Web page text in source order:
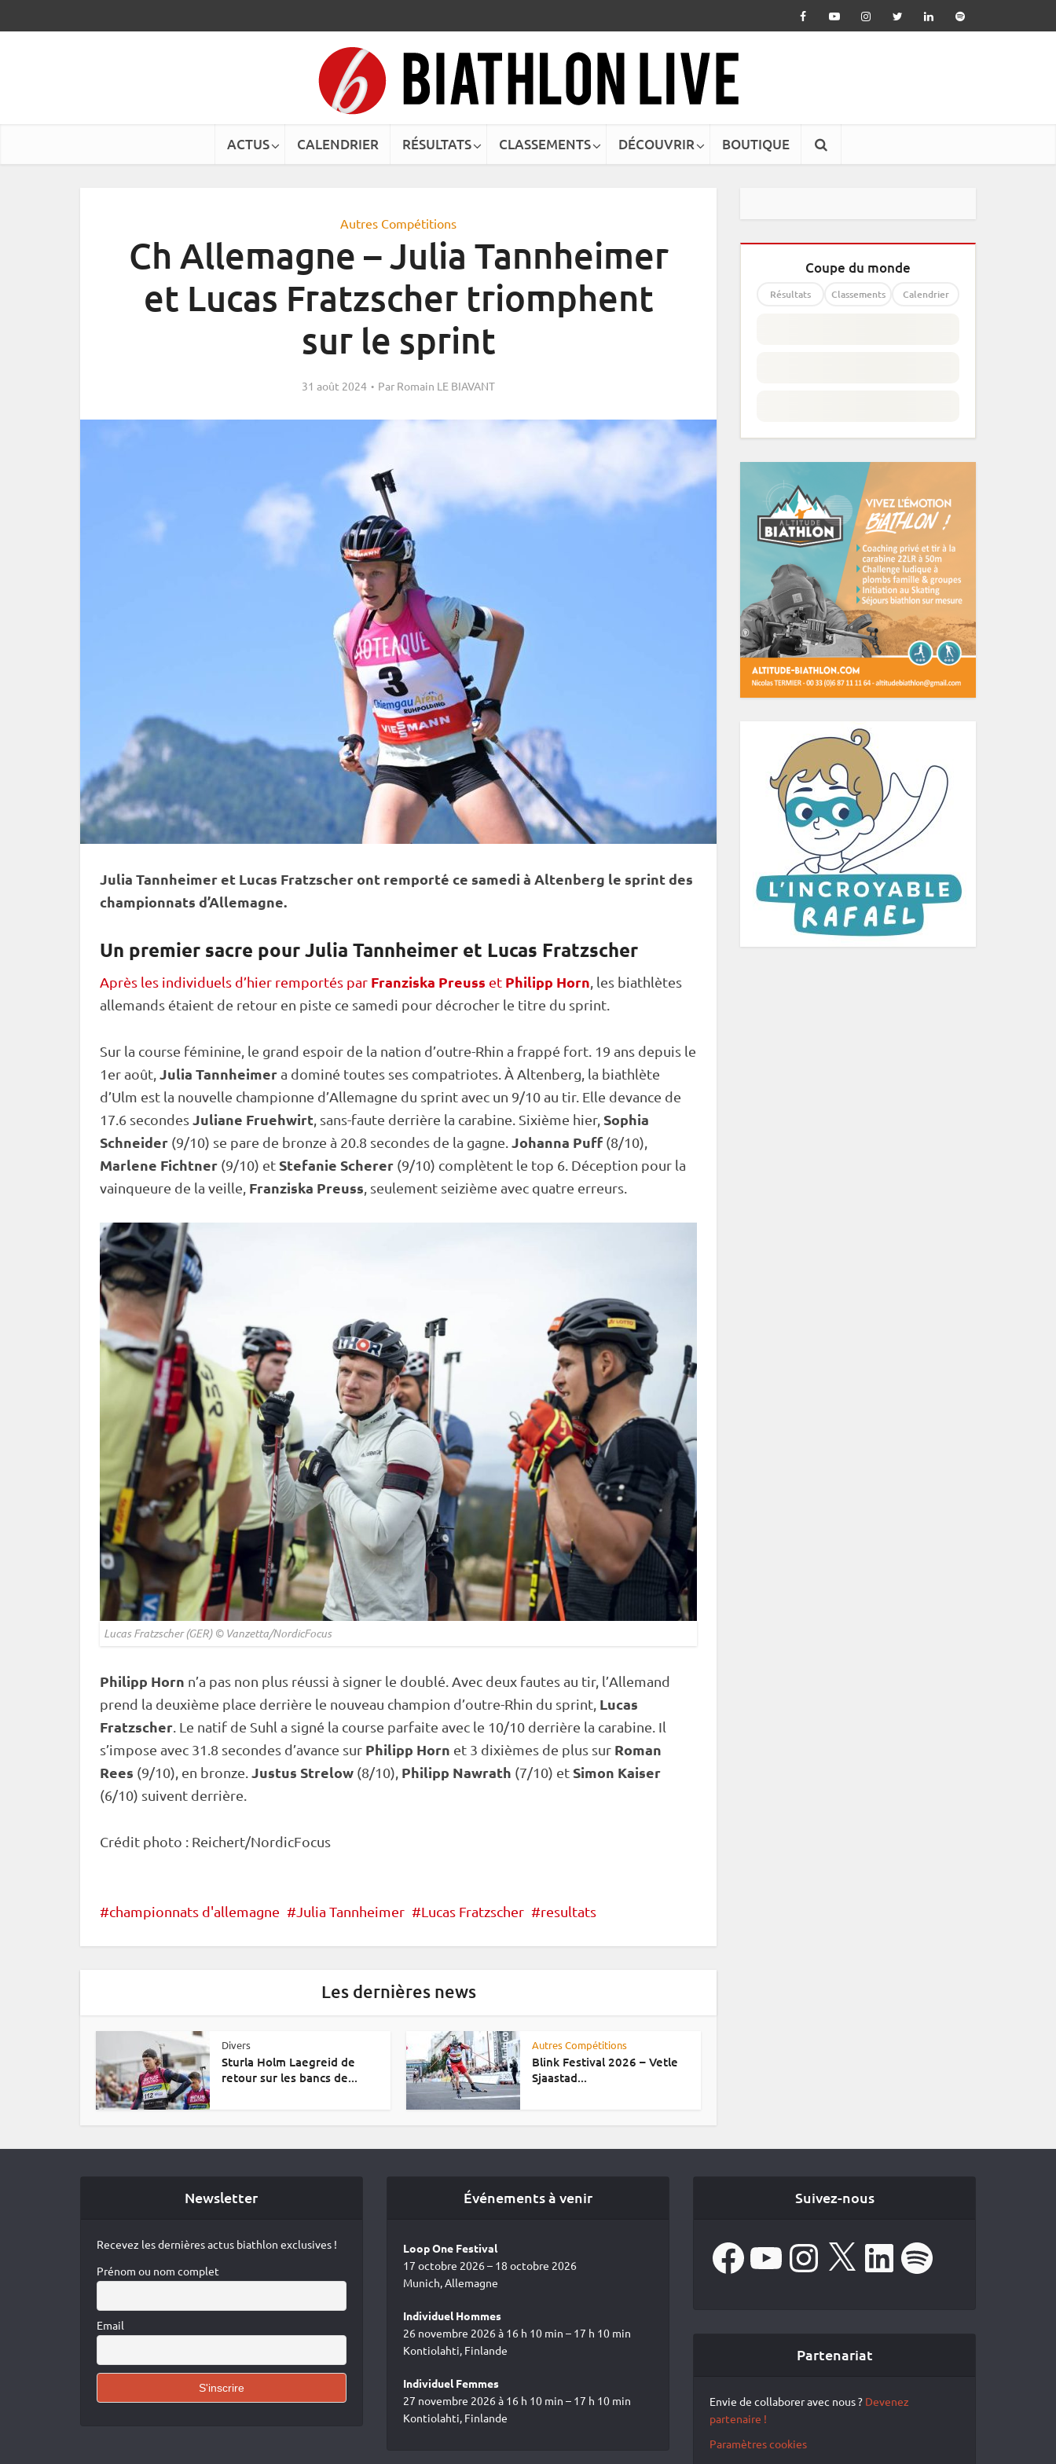
ACTUS CALENDRIER RÉSULTATS CLASSEMENTS DÉCOUVRIR BOUTIQUE
Autres Compétitions
Ch Allemagne – Julia Tannheimer
et Lucas Fratzscher triomphent
sur le sprint
31 août 2024 Par Romain LE BIAVANT
Julia Tannheimer et Lucas Fratzscher ont remporté ce samedi à Altenberg le sprintdes
championnats d’Allemagne.
Un premier sacre pour Julia Tannheimer et Lucas Fratzscher
Après les individuels d’hier remportés par Franziska Preuss et Philipp Horn , les biathlètes
allemands étaient de retour en piste ce samedi pour décrocher le titre du sprint
Sur la course féminine, le grand espoir de la nation d’outre-Rhin a frappé fort. 19 ans depuis le
1er août, Julia Tannheimera dominé toutes ses compatriotes. À Altenberg, la biathlète
d’Ulm est la nouvelle championne d’Allemagne du sprintavec un 9/10 au tir. Elle devance de
17.6 secondesJuliane Fruehwirt , sans-faute derrière la carabine . Sixième hier, Sophia
Schneider (9/10) se pare de bronze à 20.8 secondes de la gagne. Johanna Puff (8/10),
Marlene Fichtner (9/10) et Stefanie Scherer (9/10) complètent le top 6. Déception pour la
vainqueure de la veille, Franziska Preuss , seulement seizième avec quatre erreurs.
Lucas Fratzscher (GER) © Vanzetta/NordicFocus
Philipp Horn n’a pas non plus réussi à signer le doublé. Avec deux fautes au tir, l’Allemand
prend la deuxième place derrière le nouveau champion d’outre-Rhin du sprint Lucas
Fratzscher . Le natif de Suhl a signé la course parfaite avec le 10/10 derrière la carabine . Il
s’impose avec 31.8 secondes d’avance sur Philipp Horn et 3 dixièmes de plus sur Roman
Rees (9/10), en bronze. Justus Strelow (8/10), Philipp Nawrath (7/10) et Simon Kaiser
(6/10) suivent derrière.
Crédit photo : Reichert/NordicFocus
championnats d'allemagne Julia Tannheimer Lucas Fratzscher resultats
Les dernières news
Divers
Sturla Holm Laegreid de
retour sur les bancs de...
Autres Compétitions
Blink Festival 2026 – Vetle
Sjaastad...
Coupe du monde
Résultats Classements Calendrier
Newsletter
Recevez les dernières actus biathlon exclusives !
Prénom ou nom complet
Email
Événements à venir
Loop One Festival
17 octobre 2026 – 18 octobre 2026
Munich, Allemagne
Individuel Hommes
26 novembre 2026 à 16 h 10 min – 17 h 10 min
Kontiolahti, Finlande
Individuel Femmes
27 novembre 2026 à 16 h 10 min – 17 h 10 min
Kontiolahti, Finlande
Suivez-nous
FacebookYouTube Instagram
X LinkedIn Spotify
Partenariat
Envie de collaborer avec nous ? Devenez
partenaire !
Paramètres cookies